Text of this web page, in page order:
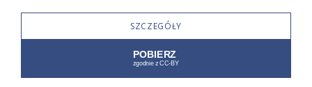
SZCZEGÓŁY